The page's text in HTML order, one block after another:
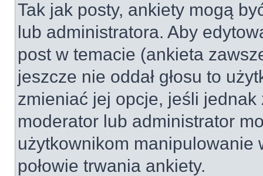
Tak jak posty, ankiety mogą
lub administratora. Aby
post w temacie (ankieta
jeszcze nie oddał głosu to
zmieniać jej opcje, jeśli jednak
moderator lub administrator
użytkownikom manipulowanie
połowie trwania ankiety.